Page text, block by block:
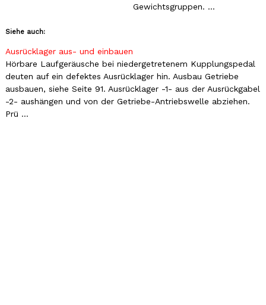
Gewichtsgruppen. ...
Siehe auch:
Ausrücklager aus- und einbauen
Hörbare Laufgeräusche bei niedergetretenem Kupplungspedal
deuten auf ein defektes Ausrücklager hin. Ausbau Getriebe
ausbauen, siehe Seite 91. Ausrücklager -1- aus der Ausrückgabel
-2- aushängen und von der Getriebe-Antriebswelle abziehen.
Prü ...